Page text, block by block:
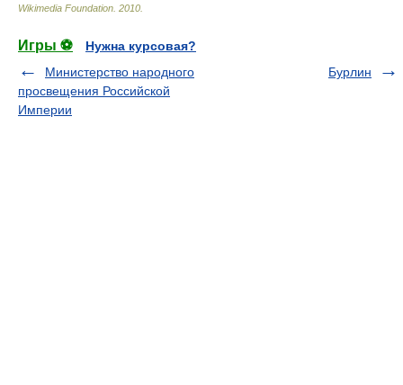
Wikimedia Foundation 2010
Игры ⚽
Нужна курсовая?
Министерство народного
просвещения Российской
Империи
Бурлин